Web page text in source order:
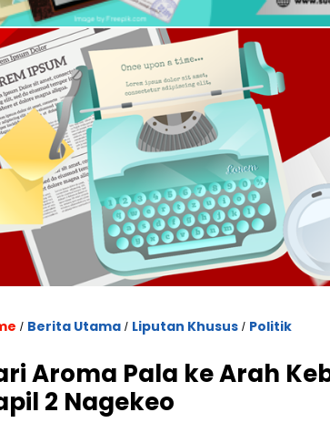
/ Berita Utama / Liputan Khusus / Politik
Aroma Pala ke Arah
2 Nagekeo